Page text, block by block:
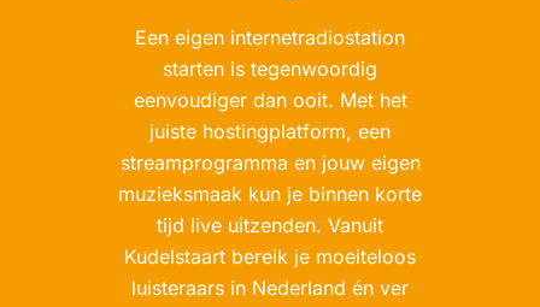
Een eigen internetradiostation
starten is tegenwoordig
eenvoudiger dan ooit. Met het
juiste hostingplatform, een
streamprogramma en jouw eigen
muzieksmaak kun je binnen korte
tijd live uitzenden. Vanuit
Kudelstaart bereik je moeiteloos
luisteraars in Nederland én ver